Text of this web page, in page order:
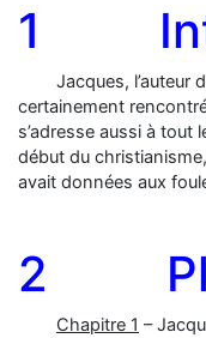
1
Jacques, l’auteur
certainement
s’adresse aussi à
début du
avait données aux
2
Chapitre 1 –